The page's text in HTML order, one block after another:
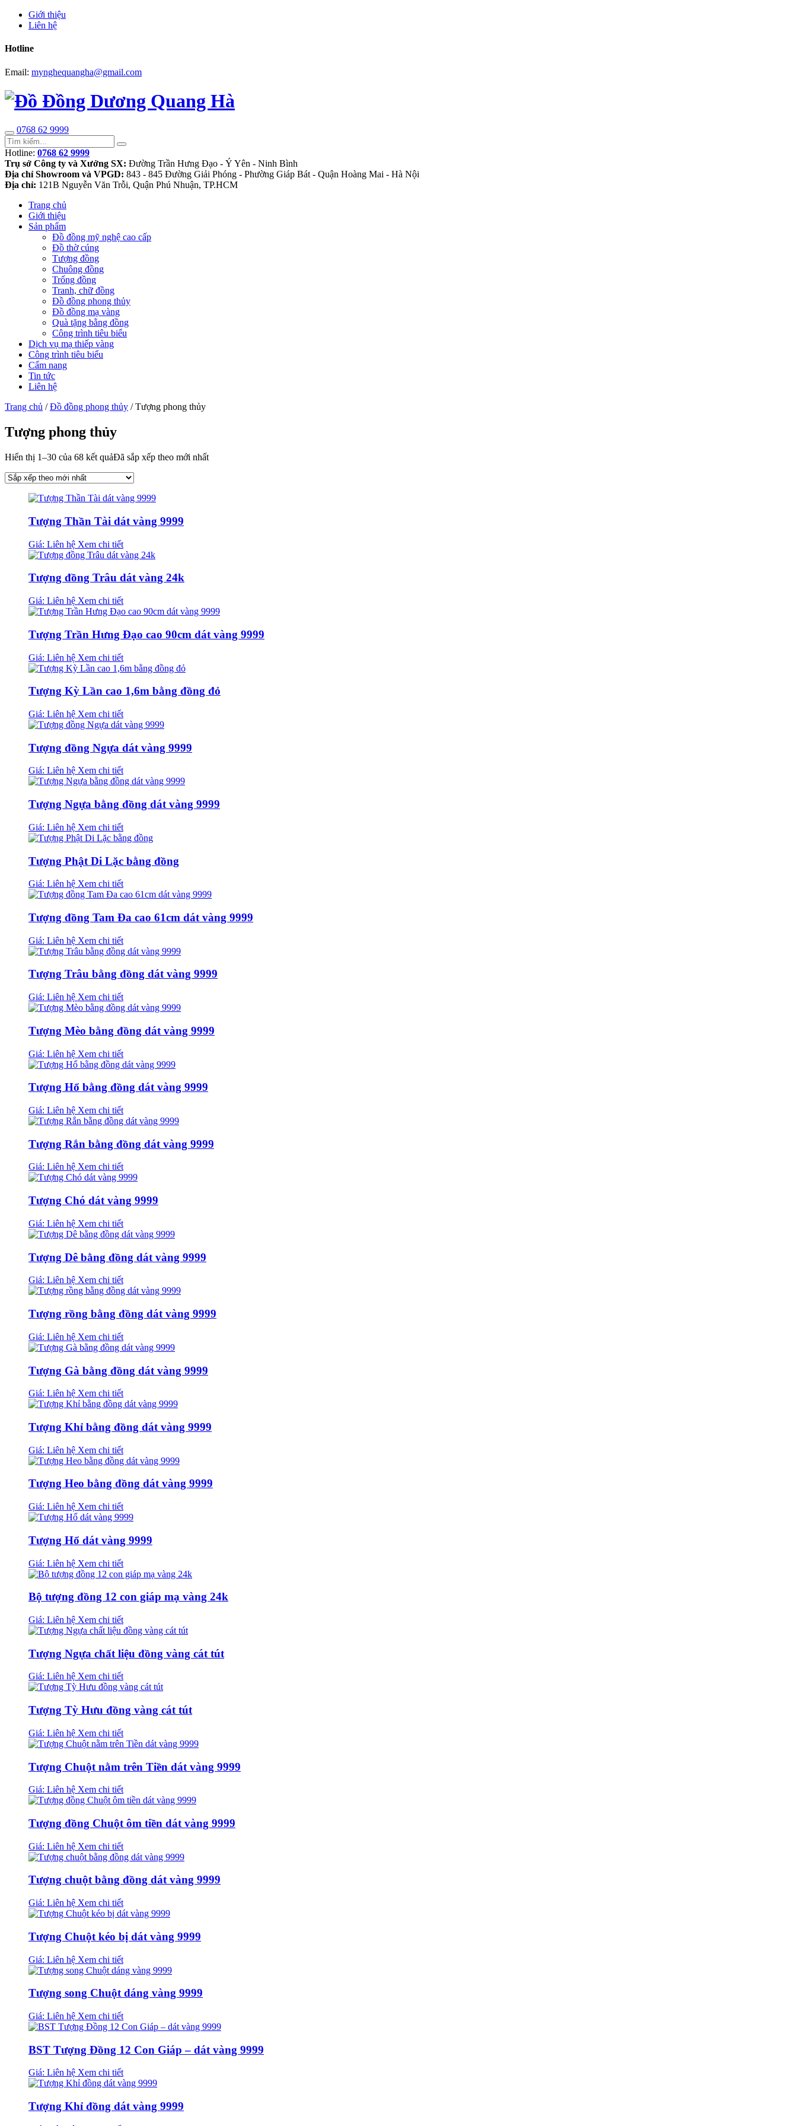
Giới thiệu
Liên hệ
Hotline
Email: mynghequangha@gmail.com
0768 62 9999
Hotline: 0768 62 9999
Trụ sở Công ty và Xưởng SX: Đường Trần Hưng Đạo - Ý Yên - Ninh Bình
Địa chỉ Showroom và VPGD: 843 - 845 Đường Giải Phóng - Phường Giáp Bát - Quận Hoàng Mai - Hà Nội
Địa chỉ: 121B Nguyễn Văn Trỗi, Quận Phú Nhuận, TP.HCM
Trang chủ
Giới thiệu
Sản phẩm
Đồ đồng mỹ nghệ cao cấp
Đồ thờ cúng
Tượng đồng
Chuông đồng
Trống đồng
Tranh, chữ đồng
Đồ đồng phong thủy
Đồ đồng mạ vàng
Quà tặng bằng đồng
Công trình tiêu biểu
Dịch vụ mạ thiếp vàng
Công trình tiêu biểu
Cẩm nang
Tin tức
Liên hệ
Trang chủ /Đồ đồng phong thủy / Tượng phong thủy
Tượng phong thủy
Hiển thị 1–30 của 68 kết quảĐã sắp xếp theo mới nhất
Tượng Thần Tài dát vàng 9999
Giá: Liên hệ Xem chi tiết
Tượng đồng Trâu dát vàng 24k
Giá: Liên hệ Xem chi tiết
Tượng Trần Hưng Đạo cao 90cm dát vàng 9999
Giá: Liên hệ Xem chi tiết
Tượng Kỳ Lần cao 1,6m bằng đồng đỏ
Giá: Liên hệ Xem chi tiết
Tượng đồng Ngựa dát vàng 9999
Giá: Liên hệ Xem chi tiết
Tượng Ngựa bằng đồng dát vàng 9999
Giá: Liên hệ Xem chi tiết
Tượng Phật Di Lặc bằng đồng
Giá: Liên hệ Xem chi tiết
Tượng đồng Tam Đa cao 61cm dát vàng 9999
Giá: Liên hệ Xem chi tiết
Tượng Trâu bằng đồng dát vàng 9999
Giá: Liên hệ Xem chi tiết
Tượng Mèo bằng đồng dát vàng 9999
Giá: Liên hệ Xem chi tiết
Tượng Hổ bằng đồng dát vàng 9999
Giá: Liên hệ Xem chi tiết
Tượng Rắn bằng đồng dát vàng 9999
Giá: Liên hệ Xem chi tiết
Tượng Chó dát vàng 9999
Giá: Liên hệ Xem chi tiết
Tượng Dê bằng đồng dát vàng 9999
Giá: Liên hệ Xem chi tiết
Tượng rồng bằng đồng dát vàng 9999
Giá: Liên hệ Xem chi tiết
Tượng Gà bằng đồng dát vàng 9999
Giá: Liên hệ Xem chi tiết
Tượng Khỉ bằng đồng dát vàng 9999
Giá: Liên hệ Xem chi tiết
Tượng Heo bằng đồng dát vàng 9999
Giá: Liên hệ Xem chi tiết
Tượng Hổ dát vàng 9999
Giá: Liên hệ Xem chi tiết
Bộ tượng đồng 12 con giáp mạ vàng 24k
Giá: Liên hệ Xem chi tiết
Tượng Ngựa chất liệu đồng vàng cát tút
Giá: Liên hệ Xem chi tiết
Tượng Tỳ Hưu đồng vàng cát tút
Giá: Liên hệ Xem chi tiết
Tượng Chuột nằm trên Tiền dát vàng 9999
Giá: Liên hệ Xem chi tiết
Tượng đồng Chuột ôm tiền dát vàng 9999
Giá: Liên hệ Xem chi tiết
Tượng chuột bằng đồng dát vàng 9999
Giá: Liên hệ Xem chi tiết
Tượng Chuột kéo bị dát vàng 9999
Giá: Liên hệ Xem chi tiết
Tượng song Chuột dáng vàng 9999
Giá: Liên hệ Xem chi tiết
BST Tượng Đồng 12 Con Giáp – dát vàng 9999
Giá: Liên hệ Xem chi tiết
Tượng Khỉ đồng dát vàng 9999